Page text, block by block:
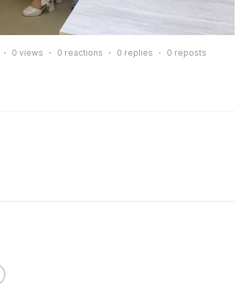
0 views 0 reactions 0 replies 0 reposts